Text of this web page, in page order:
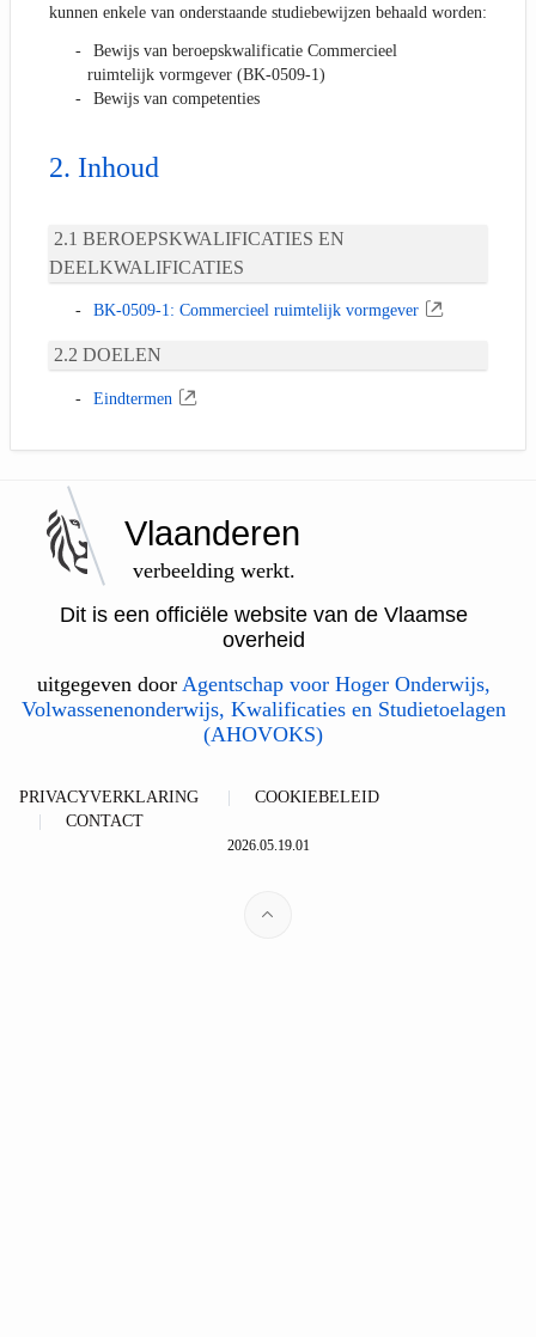
kunnen enkele van onderstaande studiebewijzen behaald worden:
Bewijs van beroepskwalificatie Commercieel
ruimtelijk vormgever (BK-0509-1)
Bewijs van competenties
Inhoud
BEROEPSKWALIFICATIES EN
DEELKWALIFICATIES
BK-0509-1: Commercieel ruimtelijk vormgever
DOELEN
Eindtermen
Vlaanderen
verbeelding werkt.
Dit is een officiële website van de Vlaamse
overheid
uitgegeven door Agentschap voor Hoger Onderwijs,
Volwassenenonderwijs, Kwalificaties en Studietoelagen
(AHOVOKS)
PRIVACYVERKLARING
COOKIEBELEID
CONTACT
2026.05.19.01